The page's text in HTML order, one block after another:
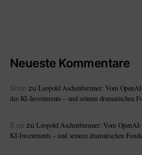
Neueste Kommentare
Snoo zu Leopold Aschenbrenner: Vom
des KI-Investments – und seinem dramatischen
S oo zu Leopold Aschenbrenner: Vom
KI-Investments – und seinem dramatischen